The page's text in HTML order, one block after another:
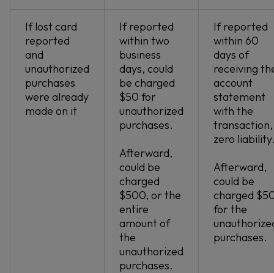
If lost card
reported
and
unauthorized
purchases
were already
made on it
If reported
within two
business
days, could
be charged
$50 for
unauthorized
purchases.
Afterward,
could be
charged
$500, or the
entire
amount of
the
unauthorized
purchases.
If reported
within 60
days of
receiving
account
statement
with the
transaction,
zero
Afterward,
could be
charged
for the
purchases.